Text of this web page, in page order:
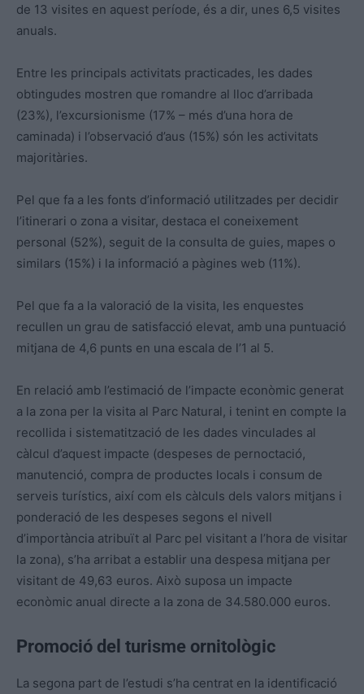
de 13 visites en aquest període, és a dir, unes 6,5 visites
anuals.
Entre les principals activitats practicades, les dades
obtingudes mostren que romandre al lloc d’arribada
(23%), l’excursionisme (17% – més d’una hora de
caminada) i l’observació d’aus (15%) són les activitats
majoritàries.
Pel que fa a les fonts d’informació utilitzades per decidir
l’itinerari o zona a visitar, destaca el coneixement
personal (52%), seguit de la consulta de guies, mapes o
similars (15%) i la informació a pàgines web (11%).
Pel que fa a la valoració de la visita, les enquestes
recullen un grau de satisfacció elevat, amb una puntuació
mitjana de 4,6 punts en una escala de l’1 al 5.
En relació amb l’estimació de l’impacte econòmic generat
a la zona per la visita al Parc Natural, i tenint en compte la
recollida i sistematització de les dades vinculades al
càlcul d’aquest impacte (despeses de pernoctació,
manutenció, compra de productes locals i consum de
serveis turístics, així com els càlculs dels valors mitjans i
ponderació de les despeses segons el nivell
d’importància atribuït al Parc pel visitant a l’hora de visitar
la zona), s’ha arribat a establir una despesa mitjana per
visitant de 49,63 euros. Això suposa un impacte
econòmic anual directe a la zona de 34.580.000 euros.
Promoció del turisme ornitològic
La segona part de l’estudi s’ha centrat en la identificació